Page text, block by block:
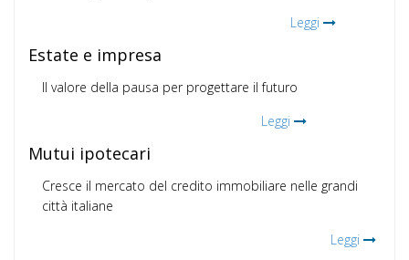
Leggi
Estate e impresa
Il valore della pausa per progettare il futuro
Leggi
Mutui ipotecari
Cresce il mercato del credito immobiliare nelle grandi
città italiane
Leggi